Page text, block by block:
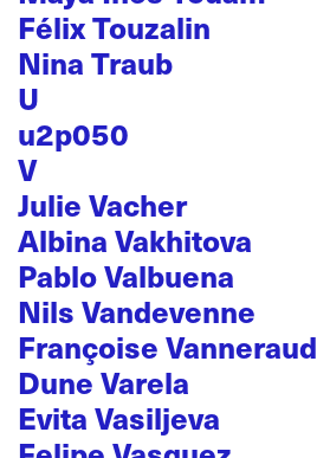
Félix Touzalin
Nina Traub
U
u2p050
V
Julie Vacher
Albina Vakhitova
Pablo Valbuena
Nils Vandevenne
Françoise Vanneraud
Dune Varela
Evita Vasiljeva